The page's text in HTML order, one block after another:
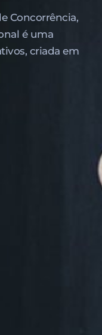
Concor­rência,
é uma
criada em